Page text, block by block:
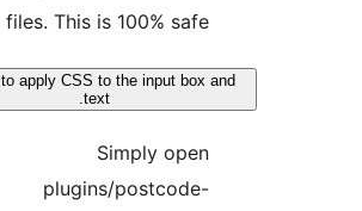
plugin files. This is 100% safe.
I need to apply CSS to the input box
plugins/postcode-